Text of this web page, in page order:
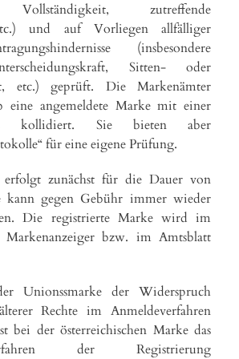
Vollständigkeit, zutreffende
und auf Vorliegen allfälliger
(insbesondere
Sitten- oder
etc.) geprüft. Die Markenämter
eine angemeldete Marke mit einer
kollidiert. Sie bieten aber
für eine eigene Prüfung.
zunächst für die Dauer von
kann gegen Gebühr immer wieder
Die registrierte Marke wird im
Markenanzeiger bzw. im Amtsblatt
Unionssmarke der Widerspruch
Rechte im Anmeldeverfahren
bei der österreichischen Marke das
der Registrierung